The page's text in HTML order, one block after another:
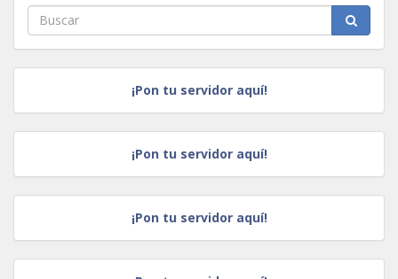
¡Pon tu servidor aquí!
¡Pon tu servidor aquí!
¡Pon tu servidor aquí!